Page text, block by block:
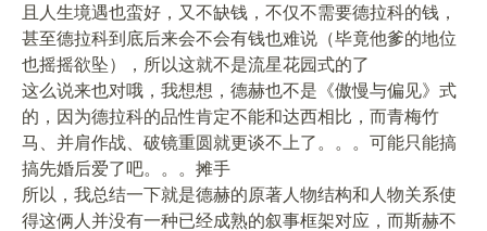
且人生境遇也蛮好，又不缺钱，不仅不需要德拉科的钱，
甚至德拉科到底后来会不会有钱也难说（毕竟他爹的地位
也摇摇欲坠），所以这就不是流星花园式的了
这么说来也对哦，我想想，德赫也不是《傲慢与偏见》式
的，因为德拉科的品性肯定不能和达西相比，而青梅竹
马、并肩作战、破镜重圆就更谈不上了。。。可能只能搞
搞先婚后爱了吧。。。摊手
所以，我总结一下就是德赫的原著人物结构和人物关系使
得这俩人并没有一种已经成熟的叙事框架对应，而斯赫不